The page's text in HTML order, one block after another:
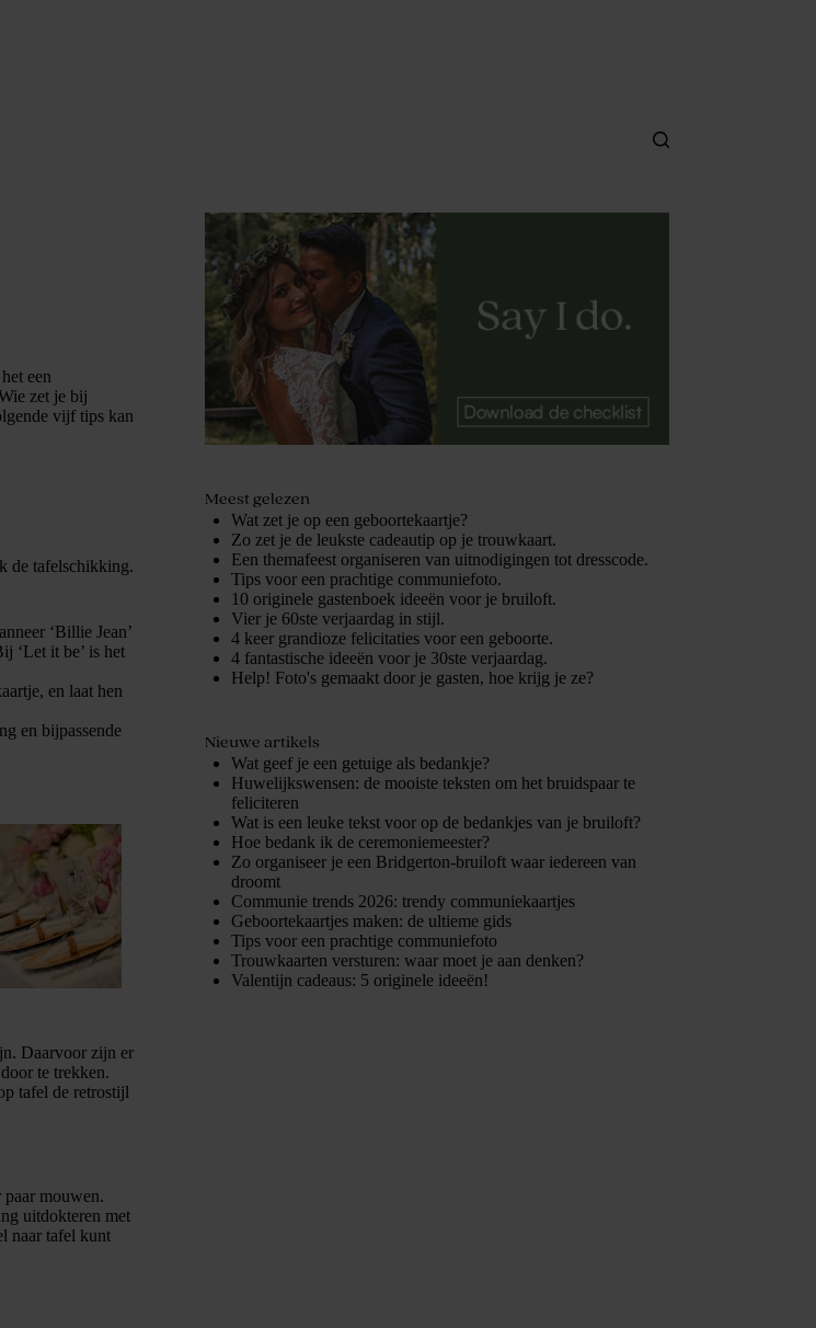
een
zet je bij
vijf tips kan
de tafelschikking.
‘Billie Jean’
‘Let it be’ is het
en laat hen
en bijpassende
Daarvoor zijn er
te trekken.
tafel de retrostijl
mouwen.
uitdokteren met
naar tafel kunt
Meest gelezen
Wat zet je op een geboortekaartje?
Zo zet je de leukste cadeautip op je trouwkaart.
Een themafeest organiseren van uitnodigingen tot dresscode.
Tips voor een prachtige communiefoto.
10 originele gastenboek ideeën voor je bruiloft.
Vier je 60ste verjaardag in stijl.
4 keer grandioze felicitaties voor een geboorte.
4 fantastische ideeën voor je 30ste verjaardag.
Help! Foto's gemaakt door je gasten, hoe krijg je ze?
Nieuwe artikels
Wat geef je een getuige als bedankje?
Huwelijkswensen: de mooiste teksten om het bruidspaar te
feliciteren
Wat is een leuke tekst voor op de bedankjes van je bruiloft?
Hoe bedank ik de ceremoniemeester?
Zo organiseer je een Bridgerton-bruiloft waar iedereen van
droomt
Communie trends 2026: trendy communiekaartjes
Geboortekaartjes maken: de ultieme gids
Tips voor een prachtige communiefoto
Trouwkaarten versturen: waar moet je aan denken?
Valentijn cadeaus: 5 originele ideeën!